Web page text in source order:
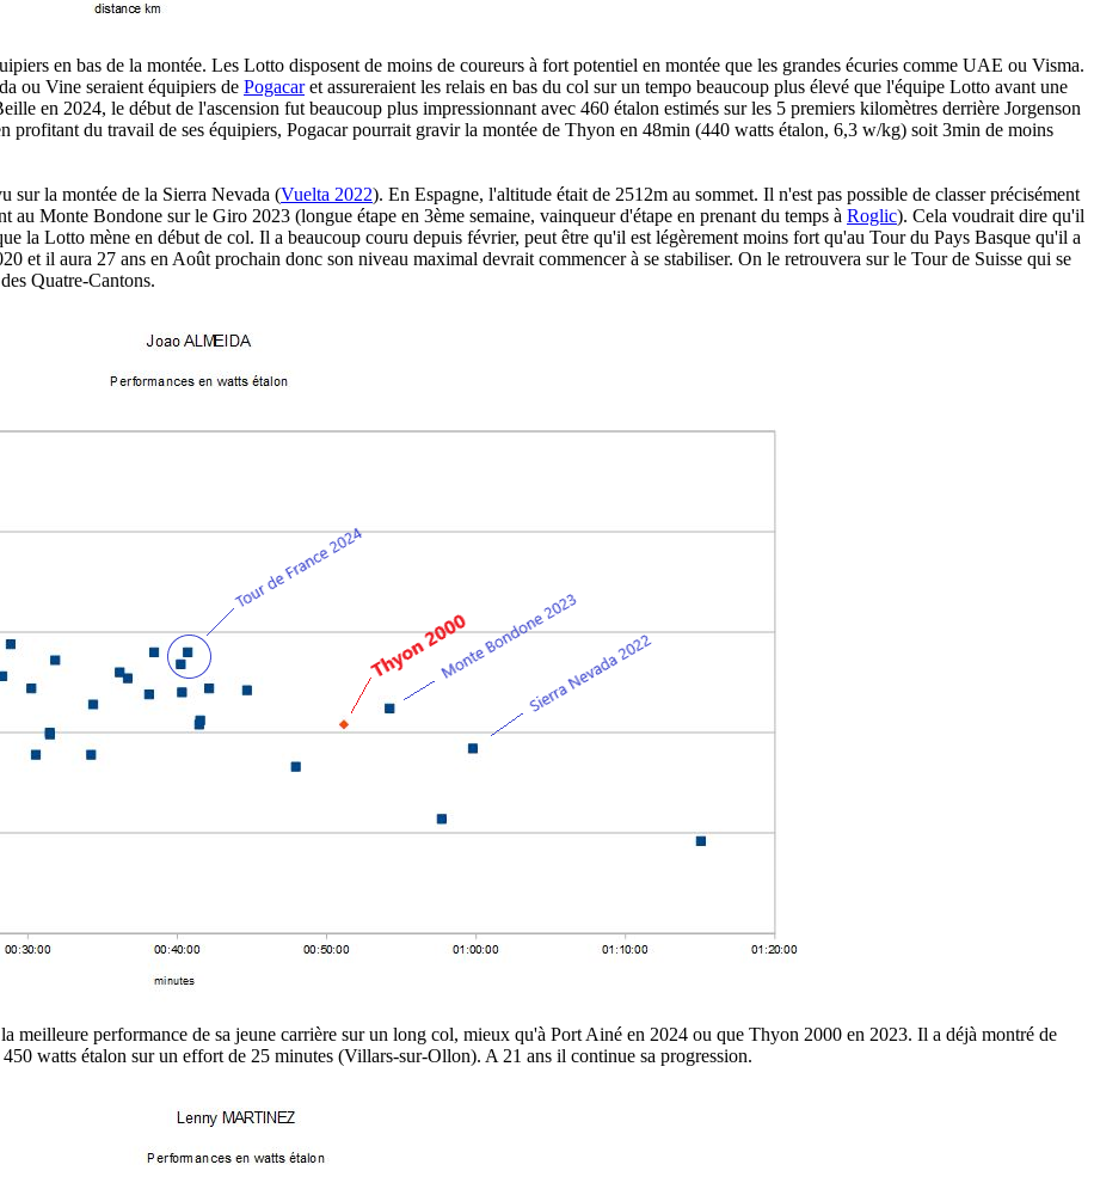
en bas de la montée. Les Lotto disposent de moins de coureurs à fort potentiel en montée que les grandes écuries comme UAE ou Visma.
ou Vine seraient équipiers de Pogacaret assureraient les relais en bas du col sur un tempo beaucoup plus élevé que l'équipe Lotto avant une
en 2024, le début de l'ascension fut beaucoup plus impressionnant avec 460 étalon estimés sur les 5 premiers kilomètres derrière Jorgenson
profitant du travail de ses équipiers, Pogacar pourrait gravir la montée de Thyon en 48min (440 watts étalon, 6,3 w/kg) soit 3min de moins
sur la montée de la Sierra Nevada (Vuelta 2022). En Espagne, l'altitude était de 2512m au sommet. Il n'est pas possible de classer précisément
au Monte Bondone sur le Giro 2023 (longue étape en 3ème semaine, vainqueur d'étape en prenant du temps à Roglic). Cela voudrait dire qu'il
la Lotto mène en début de col. Il a beaucoup couru depuis février, peut être qu'il est légèrement moins fort qu'au Tour du Pays Basque qu'il a
et il aura 27 ans en Août prochain donc son niveau maximal devrait commencer à se stabiliser. On le retrouvera sur le Tour de Suisse qui se
Quatre-Cantons.
performance de sa jeune carrière sur un long col, mieux qu'à Port Ainé en 2024 ou que Thyon 2000 en 2023. Il a déjà montré de
watts étalon sur un effort de 25 minutes (Villars-sur-Ollon). A 21 ans il continue sa progression.